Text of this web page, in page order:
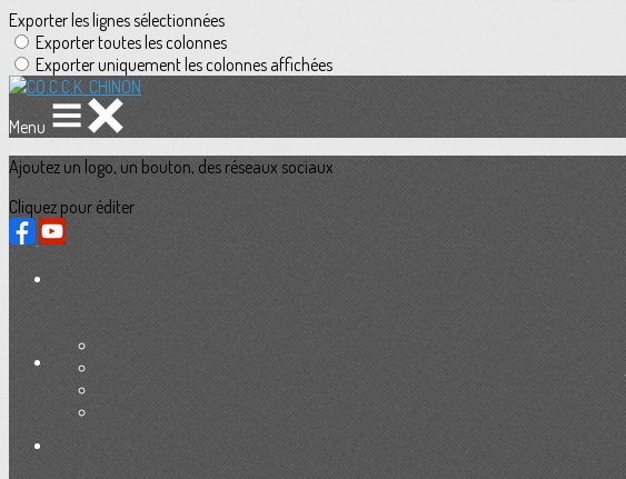
Exporter les lignes sélectionnées
Exporter toutes les colonnes
Exporter uniquement les colonnes affichées
Menu
Ajoutez un logo, un bouton, des réseaux sociaux
Cliquez pour éditer